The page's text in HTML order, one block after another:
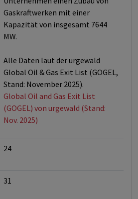
Gaskraftwerken mit einer
Kapazität von insgesamt 7644
MW.
Alle Daten laut der urgewald
Global Oil & Gas Exit List (GOGEL,
Stand: November 2025).
Global Oil and Gas Exit List
(GOGEL) von urgewald (Stand:
Nov. 2025)
24
31